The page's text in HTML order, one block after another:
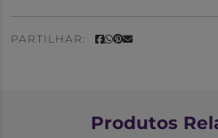
PARTILHAR:
Produtos